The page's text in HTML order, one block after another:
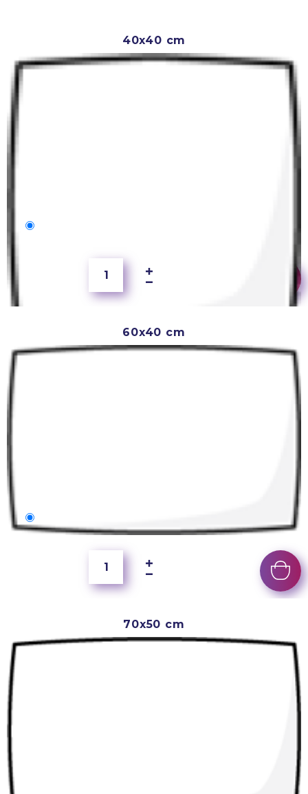
40x40 cm
60x40 cm
350 Kč
70x50 cm